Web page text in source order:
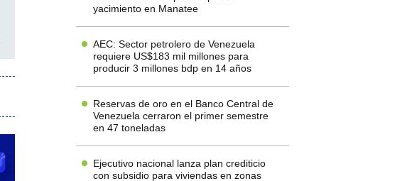
yacimiento en Manatee
AEC: Sector petrolero de Venezuela
requiere US$183 mil millones para
producir 3 millones bdp en 14 años
Reservas de oro en el Banco Central de
Venezuela cerraron el primer semestre
en 47 toneladas
Ejecutivo nacional lanza plan crediticio
con subsidio para viviendas en zonas